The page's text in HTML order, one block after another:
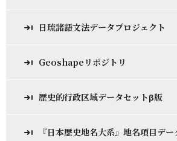
日琉諸語文法データプロジェクト
Geoshapeリポジトリ
歴史的行政区域データセットβ版
『日本歴史地名大系』地名項目デー